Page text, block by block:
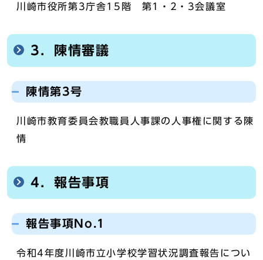
川崎市役所第3庁舎15階 第1・2・3会議室
3．陳情審議
陳情第3号
川崎市教育委員会教職員人事課の人事権に関する陳
情
4．報告事項
報告事項No.1
令和4年度川崎市立小学校学習状況調査報告につい